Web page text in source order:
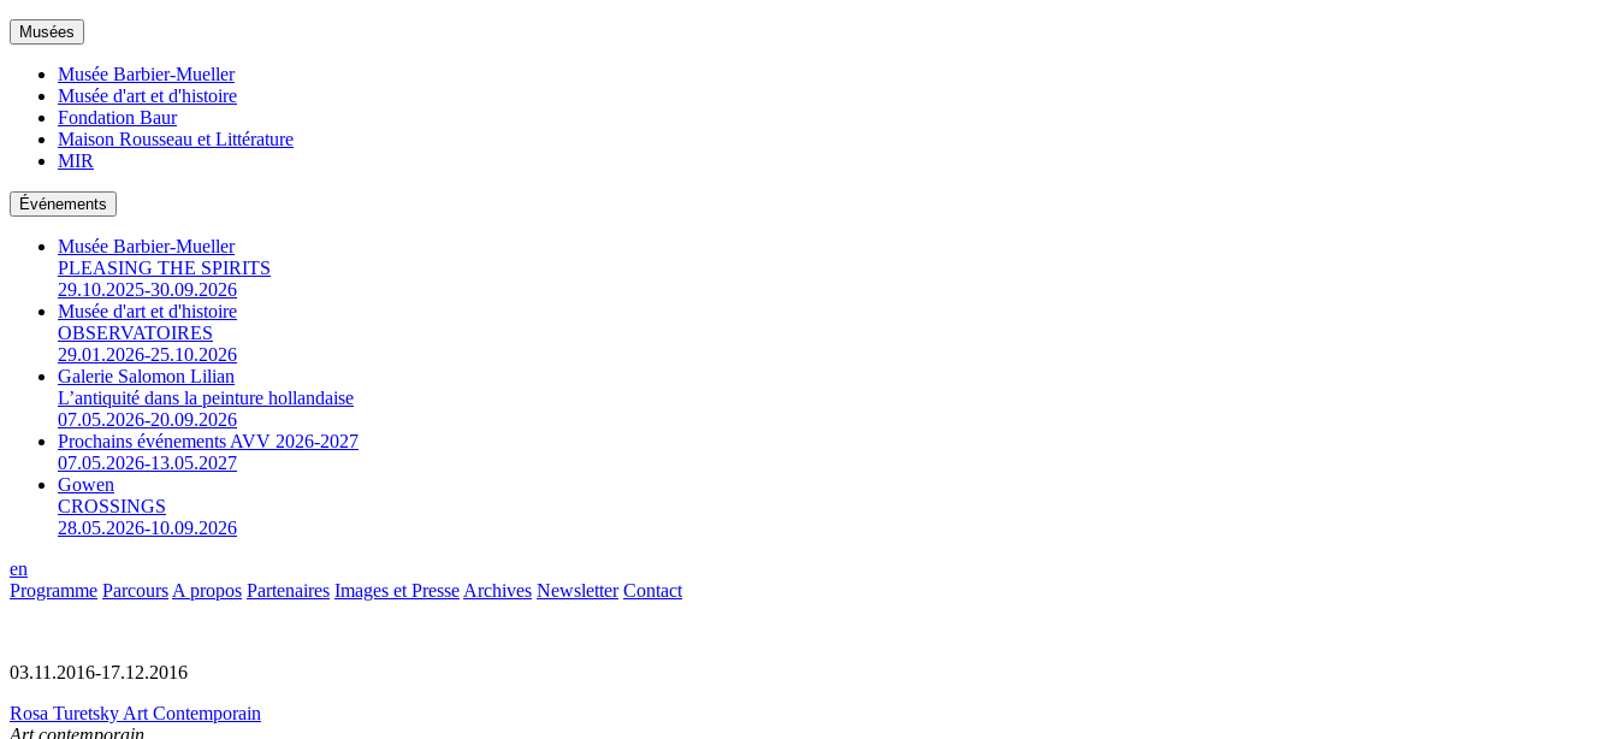
Musées
Musée Barbier-Mueller
Musée d'art et d'histoire
Fondation Baur
Maison Rousseau et Littérature
MIR
Événements
Musée Barbier-Mueller
PLEASING THE SPIRITS
29.10.2025-30.09.2026
Musée d'art et d'histoire
OBSERVATOIRES
29.01.2026-25.10.2026
Galerie Salomon Lilian
L’antiquité dans la peinture hollandaise
07.05.2026-20.09.2026
Prochains événements AVV 2026-2027
07.05.2026-13.05.2027
Gowen
CROSSINGS
28.05.2026-10.09.2026
en
Programme Parcours A propos Partenaires Images et Presse Archives Newsletter Contact
03.11.2016-17.12.2016
Rosa Turetsky Art Contemporain
Art contemporain